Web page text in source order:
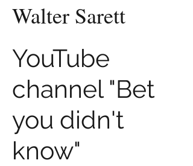
Walter Sarett
YouTube
channel "Bet
you didn't
know"